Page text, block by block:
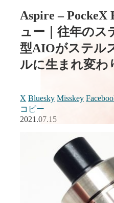
Aspire – PockeX
ュー｜往年のス
型AIOがステル
ルに生まれ変わ
X Bluesky Misskey
コピー
2021.07.15